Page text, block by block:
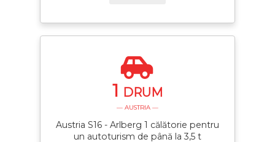
1 DRUM
— AUSTRIA —
Austria S16 - Arlberg 1 călătorie pentru
un autoturism de până la 3,5 t